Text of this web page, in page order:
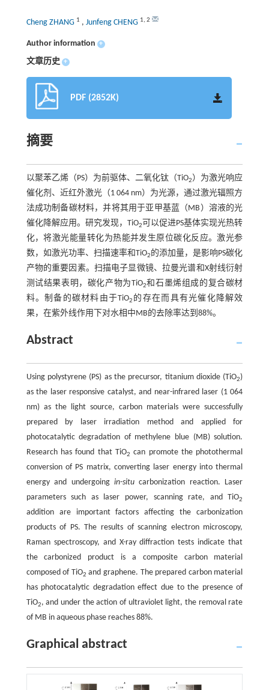
Cheng ZHANG 1 , Junfeng CHENG 1, 2
Author information +
文章历史 +
PDF (2852K)
摘要
以聚苯乙烯（PS）为前驱体、二氧化钛（TiO2）为激光响应
催化剂、近红外激光（1 064 nm）为光源，通过激光辐照方
法成功制备碳材料，并将其用于亚甲基蓝（MB）溶液的光
催化降解应用。研究发现，TiO2 可以促进PS基体实现光热转
化，将激光能量转化为热能并发生原位碳化反应。激光参
数，如激光功率、扫描速率和TiO2 的添加量，是影响PS碳化
产物的重要因素。扫描电子显微镜、拉曼光谱和X射线衍射
测试结果表明，碳化产物为TiO2和石墨烯组成的复合碳材
料。制备的碳材料由于TiO2 的存在而具有光催化降解效
果，在紫外线作用下对水相中MB的去除率达到88%。
Abstract
Using polystyrene (PS) as the precursor, titanium dioxide (TiO2)
as the laser responsive catalyst, and near-infrared laser (1 064
nm) as the light source, carbon materials were successfully
prepared by laser irradiation method and applied for
photocatalytic degradation of methylene blue (MB) solution.
Research has found that TiO2 can promote the photothermal
conversion of PS matrix, converting laser energy into thermal
energy and undergoing in-situ carbonization reaction. Laser
parameters such as laser power, scanning rate, and TiO2
addition are important factors affecting the carbonization
products of PS. The results of scanning electron microscopy,
Raman spectroscopy, and X-ray diffraction tests indicate that
the carbonized product is a composite carbon material
composed of TiO2 and graphene. The prepared carbon material
has photocatalytic degradation effect due to the presence of
TiO2, and under the action of ultraviolet light, the removal rate
of MB in aqueous phase reaches 88%.
Graphical abstract